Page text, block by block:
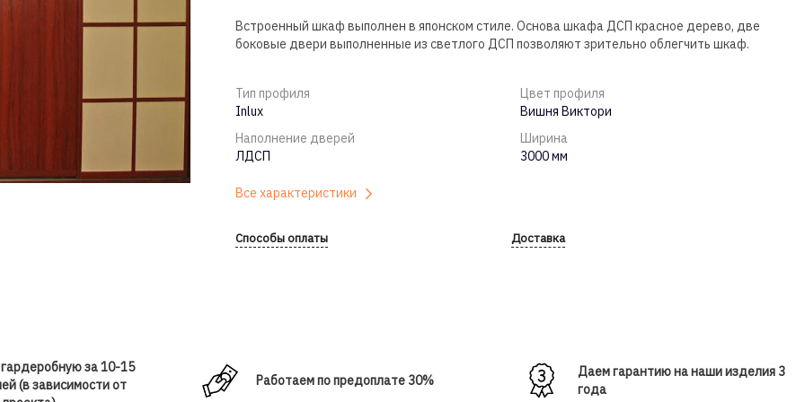
Встроенный шкаф выполнен в японском стиле. Основа шкафа ДСП красное дерево, две
боковые двери выполненные из светлого ДСП позволяют зрительно облегчить шкаф.
Тип профиля
Inlux
Цвет профиля
Вишня Виктори
Наполнение дверей
ЛДСП
Ширина
3000 мм
Все характеристики
Способы оплаты Доставка
за 10-15
(в зависимости от
Работаем по предоплате 30%
Даем гарантию на наши изделия 3
года